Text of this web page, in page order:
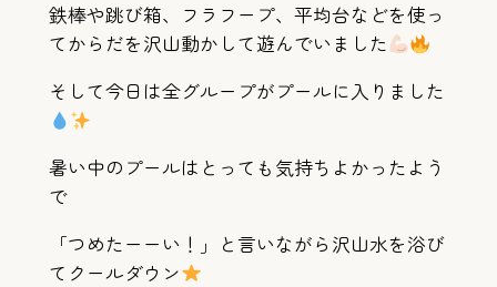
鉄棒や跳び箱、フラフープ、平均台などを使っ
てからだを沢山動かして遊んでいました
そして今日は全グループがプールに入りました
暑い中のプールはとっても気持ちよかったよう
で
「つめたーーい！」と言いながら沢山水を浴び
てクールダウン